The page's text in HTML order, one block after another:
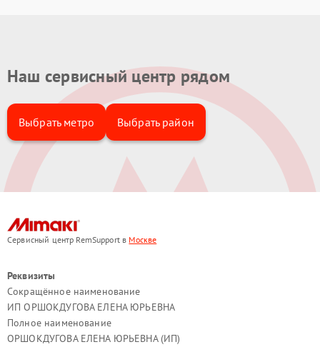
Наш сервисный центр рядом
Выбрать метро Выбрать район
Сервисный центр RemSupport в Москве
Реквизиты
Сокращённое наименование
ИП ОРШОКДУГОВА ЕЛЕНА ЮРЬЕВНА
Полное наименование
ОРШОКДУГОВА ЕЛЕНА ЮРЬЕВНА (ИП)